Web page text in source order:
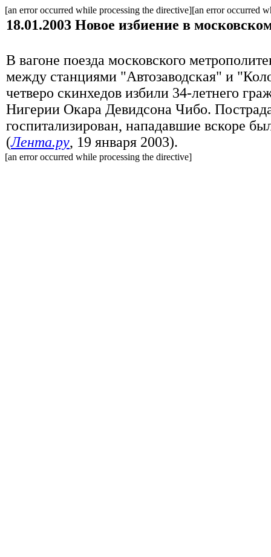
[an error occurred while processing the directive][an error occurred
18.01.2003 Новое избиение в
В вагоне поезда московского
между станциями "Автозаводская" и
четверо скинхедов избили 34-летнего
Нигерии Окара Девидсона Чибо.
госпитализирован, нападавшие вскоре
(Лента.ру, 19 января 2003).
[an error occurred while processing the directive]